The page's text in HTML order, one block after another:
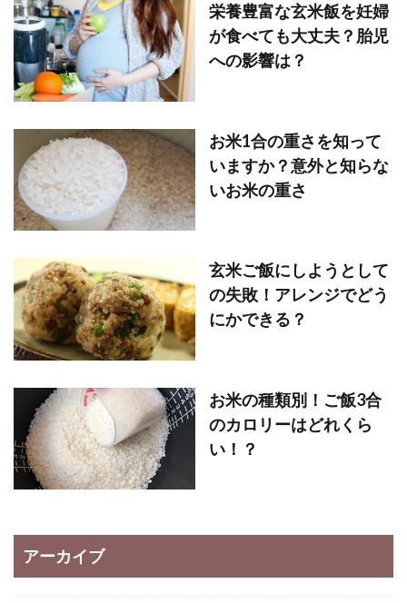
栄養豊富な玄米飯を妊婦
が食べても大丈夫？胎児
への影響は？
お米1合の重さを知って
いますか？意外と知らな
いお米の重さ
玄米ご飯にしようとして
の失敗！アレンジでどう
にかできる？
お米の種類別！ご飯3合
のカロリーはどれくら
い！？
アーカイブ